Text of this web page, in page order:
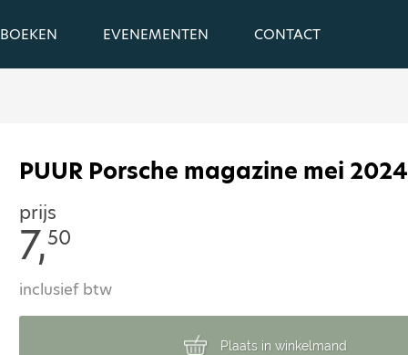
BOEKEN EVENEMENTEN CONTACT
PUUR Porsche magazine mei 2024
prijs
7,50
inclusief btw
Plaats in winkelmand